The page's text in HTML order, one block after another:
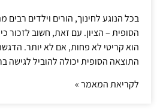
בכל הנוגע לחינוך, הורים וילדים
הסופית – הציון. עם זאת, חשוב לזכור
הוא קריטי לא פחות, אם לא יותר.
התוצאה הסופית יכולה להוביל לגישה
לקריאת המאמר »